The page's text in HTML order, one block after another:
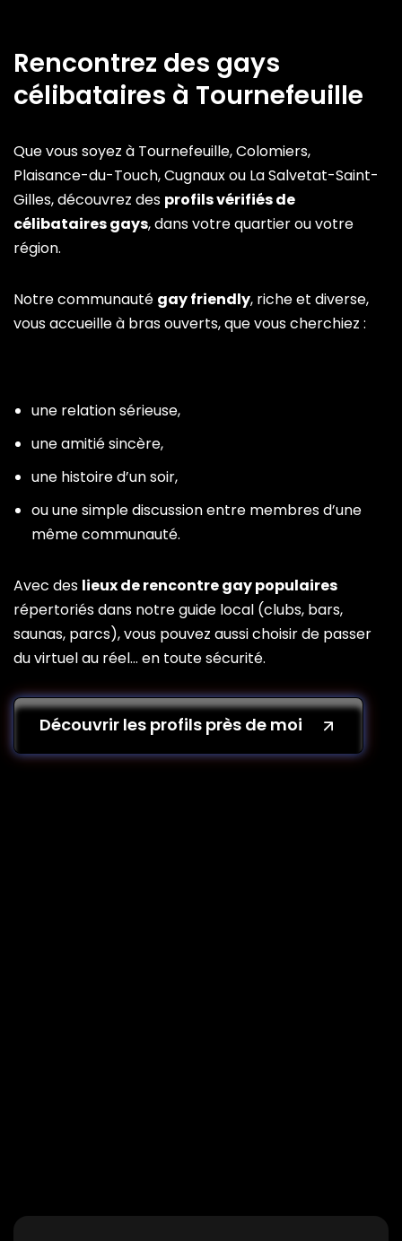
Rencontrez des gays
célibataires à Tournefeuille
Que vous soyez à Tournefeuille, Colomiers,
Plaisance-du-Touch, Cugnaux ou La Salvetat-Saint-
Gilles, découvrez des profils vérifiés de
célibataires gays, dans votre quartier ou votre
région.
Notre communauté gay friendly, riche et diverse,
vous accueille à bras ouverts, que vous cherchiez :
une relation sérieuse,
une amitié sincère,
une histoire d’un soir,
ou une simple discussion entre membres d’une
même communauté.
Avec des lieux de rencontre gay populaires
répertoriés dans notre guide local (clubs, bars,
saunas, parcs), vous pouvez aussi choisir de passer
du virtuel au réel… en toute sécurité.
Découvrir les profils près de moi